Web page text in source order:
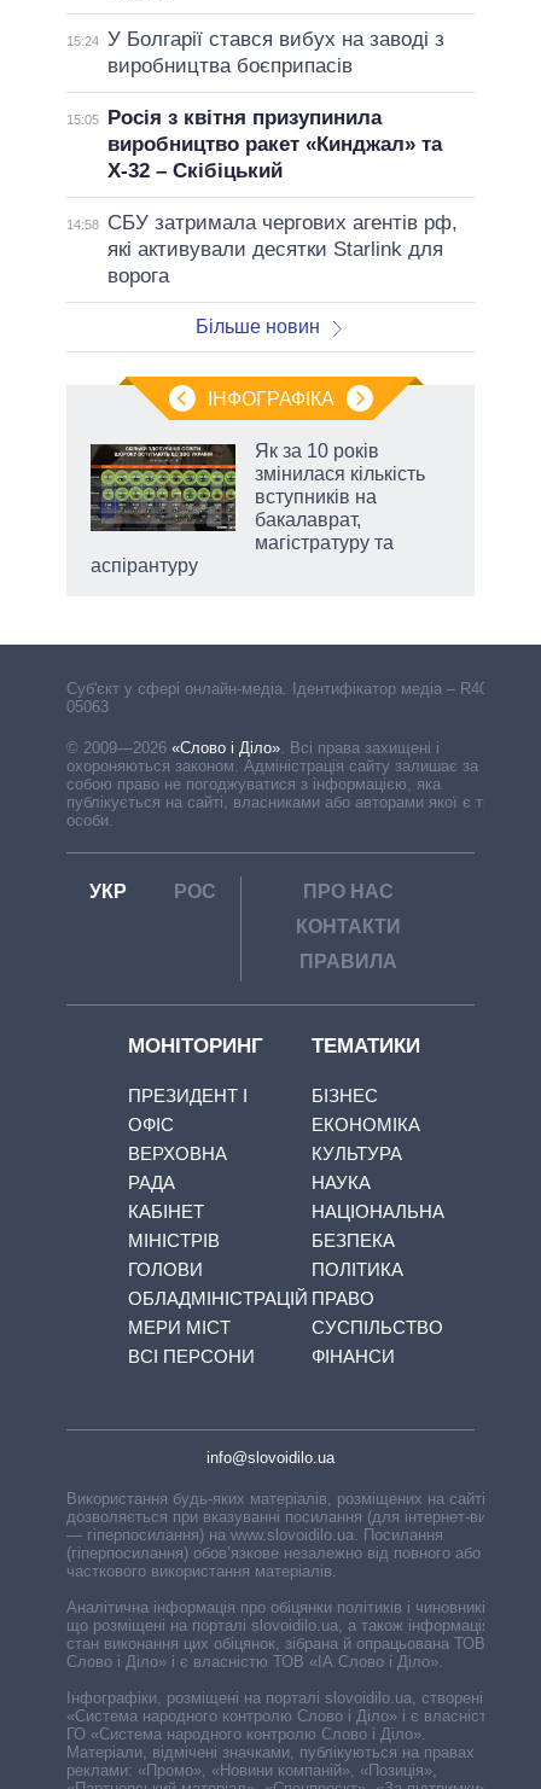
15:24 У Болгарії стався вибух на заводі з
виробництва боєприпасів
15:05
Росія з квітня призупинила
виробництво ракет «Кинджал» та
Х-32 – Скібіцький
14:58
СБУ затримала чергових агентів рф,
які активували десятки Starlink для
ворога
Більше новин
ІНФОГРАФІКА
Як за 10 років
змінилася кількість
вступників на
бакалаврат,
магістратуру та
аспірантуру
Cуб'єкт у сфері онлайн-медіа. Ідентифікатор медіа – R40-
05063
© 2009—2026 «Слово і Діло»
Всі права захищені і
охороняються законом. Адміністрація сайту залишає за
собою право не погоджуватися з інформацією, яка
публікується на сайті, власниками або авторами якої є треті
особи.
УКР РОС
ПРО НАС
КОНТАКТИ
ПРАВИЛА
МОНІТОРИНГ
ПРЕЗИДЕНТ І
ОФІС
ВЕРХОВНА
РАДА
КАБІНЕТ
МІНІСТРІВ
ГОЛОВИ
ОБЛАДМІНІСТРАЦІЙ
МЕРИ МІСТ
ВСІ ПЕРСОНИ
ТЕМАТИКИ
БІЗНЕС
ЕКОНОМІКА
КУЛЬТУРА
НАУКА
НАЦІОНАЛЬНА
БЕЗПЕКА
ПОЛІТИКА
ПРАВО
СУСПІЛЬСТВО
ФІНАНСИ
info@slovoidilo.ua
Використання будь-яких матеріалів, розміщених на сайті,
дозволяється при вказуванні посилання (для інтернет-видань
— гіперпосилання) на www.slovoidilo.ua. Посилання
(гіперпосилання) обов’язкове незалежно від повного або
часткового використання матеріалів.
Аналітична інформація про обіцянки політиків і чиновників,
що розміщені на порталі slovoidilo.ua, а також інформація про
стан виконання цих обіцянок, зібрана й опрацьована ТОВ «ІА
Слово і Діло» і є власністю ТОВ «ІА Слово і Діло».
Інфографіки, розміщені на порталі slovoidilo.ua, створені ГО
«Система народного контролю Слово і Діло» і є власністю
ГО «Система народного контролю Слово і Діло».
Матеріали, відмічені значками, публікуються на правах
реклами: «Промо», «Новини компаній», «Позиція»,